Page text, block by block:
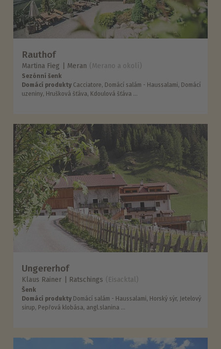
Rauthof
Martina Fieg Meran (Merano a okolí)
Sezónní šenk
Domácí produkty Cacciatore, Domácí salám - Haussalami, Domácí
uzeniny, Hrušková šťáva, Kdoulová šťáva ...
Ungererhof
Klaus Rainer Ratschings (Eisacktal)
Šenk
Domácí produkty Domácí salám - Haussalami, Horský sýr, Jetelový
sirup, Pepřová klobása, angl.slanina ...